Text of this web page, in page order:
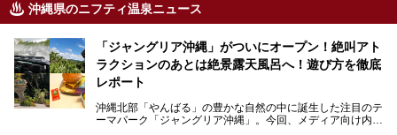
沖縄県のニフティ温泉ニュース
「ジャングリア沖縄」がついにオープン！絶叫アト
ラクションのあとは絶景露天風呂へ！遊び方を徹底
レポート
沖縄北部「やんばる」の豊かな自然の中に誕生した注目のテ
ーマパーク「ジャングリア沖縄」。今回、メディア向け内覧